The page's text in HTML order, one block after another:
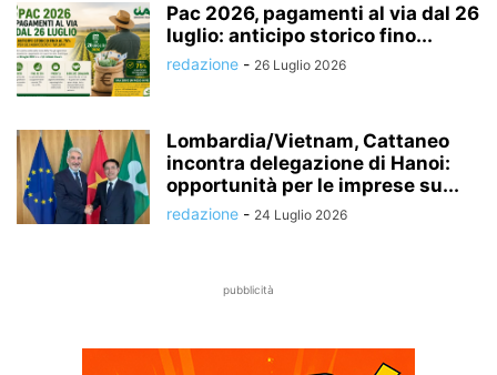
Pac 2026, pagamenti al via dal 26
luglio: anticipo storico fino...
redazione - 26 Luglio 2026
Lombardia/Vietnam, Cattaneo
incontra delegazione di Hanoi:
opportunità per le imprese su...
redazione - 24 Luglio 2026
pubblicità